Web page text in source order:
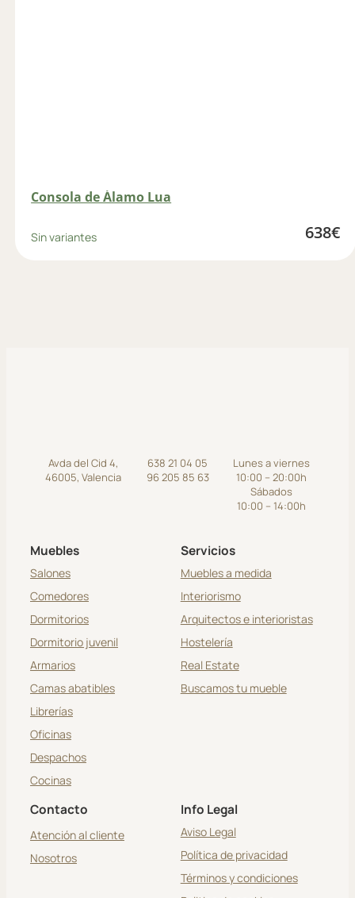
Consola de Álamo Lua
Sin variantes 638€
Avda del Cid 4,
46005, Valencia
638 21 04 05
96 205 85 63
Lunes a viernes
10:00 – 20:00h
Sábados
10:00 – 14:00h
Muebles
Salones
Comedores
Dormitorios
Dormitorio juvenil
Armarios
Camas abatibles
Librerías
Oficinas
Despachos
Cocinas
Servicios
Muebles a medida
Interiorismo
Arquitectos e interioristas
Hostelería
Real Estate
Buscamos tu mueble
Contacto
Atención al cliente
Nosotros
Info Legal
Aviso Legal
Política de privacidad
Términos y condiciones